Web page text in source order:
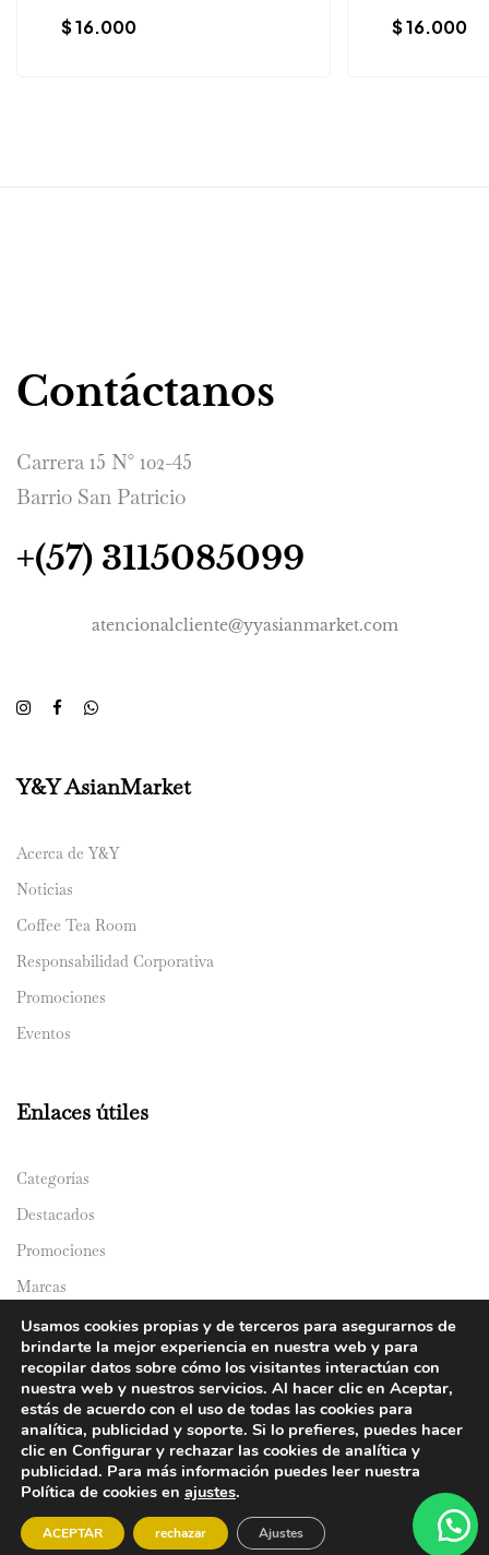
$16.000 $16.000
Contáctanos
Carrera 15 N° 102-45
Barrio San Patricio
+(57) 3115085099
atencionalcliente@yyasianmarket.com
Y&Y AsianMarket
Acerca de Y&Y
Noticias
Coffee Tea Room
Responsabilidad Corporativa
Promociones
Eventos
Enlaces útiles
Categorías
Destacados
Promociones
Marcas
Catálogos
Domicilios
© 2024 Y&Y Asian Market. All rights reserved.
Usamos cookies propias y de terceros para asegurarnos de
brindarte la mejor experiencia en nuestra web y para
recopilar datos sobre cómo los visitantes interactúan con
nuestra web y nuestros servicios. Al hacer clic en Aceptar,
estás de acuerdo con el uso de todas las cookies para
analítica, publicidad y soporte. Si lo prefieres, puedes hacer
clic en Configurar y rechazar las cookies de analítica y
publicidad. Para más información puedes leer nuestra
Política de cookies en ajustes.
ACEPTAR rechazar Ajustes